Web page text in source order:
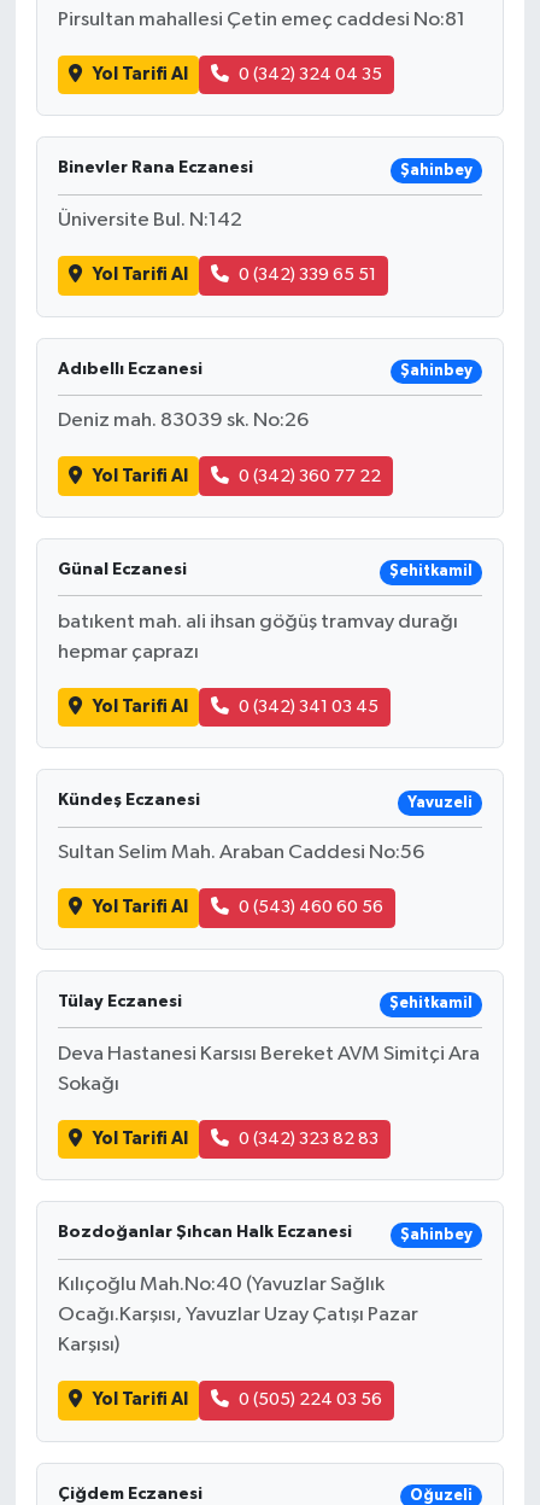
Pirsultan mahallesi Çetin emeç caddesi No:81
Yol Tarifi Al 0 (342) 324 04 35
Binevler Rana Eczanesi Şahinbey
Üniversite Bul. N:142
Yol Tarifi Al 0 (342) 339 65 51
Adıbellı Eczanesi Şahinbey
Deniz mah. 83039 sk. No:26
Yol Tarifi Al 0 (342) 360 77 22
Günal Eczanesi Şehitkamil
batıkent mah. ali ihsan göğüş tramvay durağı
hepmar çaprazı
Yol Tarifi Al 0 (342) 341 03 45
Kündeş Eczanesi Yavuzeli
Sultan Selim Mah. Araban Caddesi No:56
Yol Tarifi Al 0 (543) 460 60 56
Tülay Eczanesi Şehitkamil
Deva Hastanesi Karsısı Bereket AVM Simitçi Ara
Sokağı
Yol Tarifi Al 0 (342) 323 82 83
Bozdoğanlar Şıhcan Halk Eczanesi Şahinbey
Kılıçoğlu Mah.No:40 (Yavuzlar Sağlık
Ocağı.Karşısı, Yavuzlar Uzay Çatışı Pazar
Karşısı)
Yol Tarifi Al 0 (505) 224 03 56
Çiğdem Eczanesi Oğuzeli